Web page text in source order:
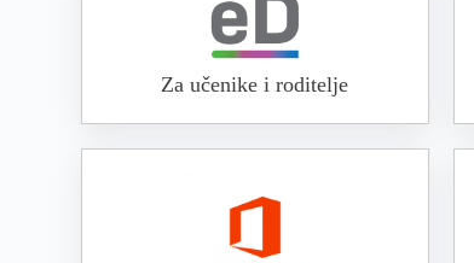
Za učenike i roditelje